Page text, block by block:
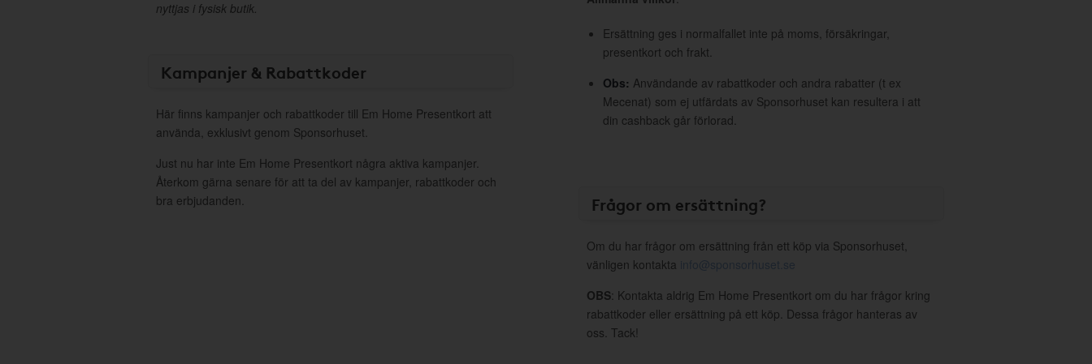
nyttjas i fysisk butik.
Kampanjer & Rabattkoder
Här finns kampanjer och rabattkoder till Em Home Presentkort att
använda, exklusivt genom Sponsorhuset.
Just nu har inte Em Home Presentkort några aktiva kampanjer.
Återkom gärna senare för att ta del av kampanjer, rabattkoder och
bra erbjudanden.
Ersättning ges i normalfallet inte på moms, försäkringar,
presentkort och frakt.
Obs: Användande av rabattkoder och andra rabatter (t ex
Mecenat) som ej utfärdats av Sponsorhuset kan resultera i att
din cashback går förlorad.
Frågor om ersättning?
Om du har frågor om ersättning från ett köp via Sponsorhuset,
vänligen kontakta info@sponsorhuset.se
OBS: Kontakta aldrig Em Home Presentkort om du har frågor kring
rabattkoder eller ersättning på ett köp. Dessa frågor hanteras av
oss. Tack!